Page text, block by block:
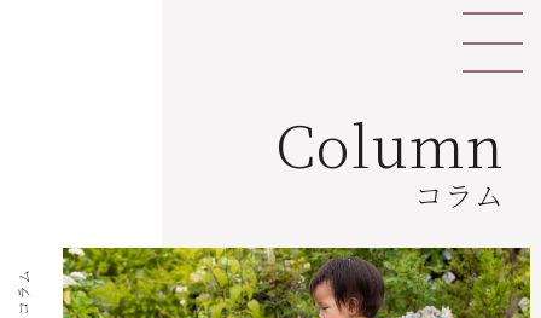
Column
コラム
コラム